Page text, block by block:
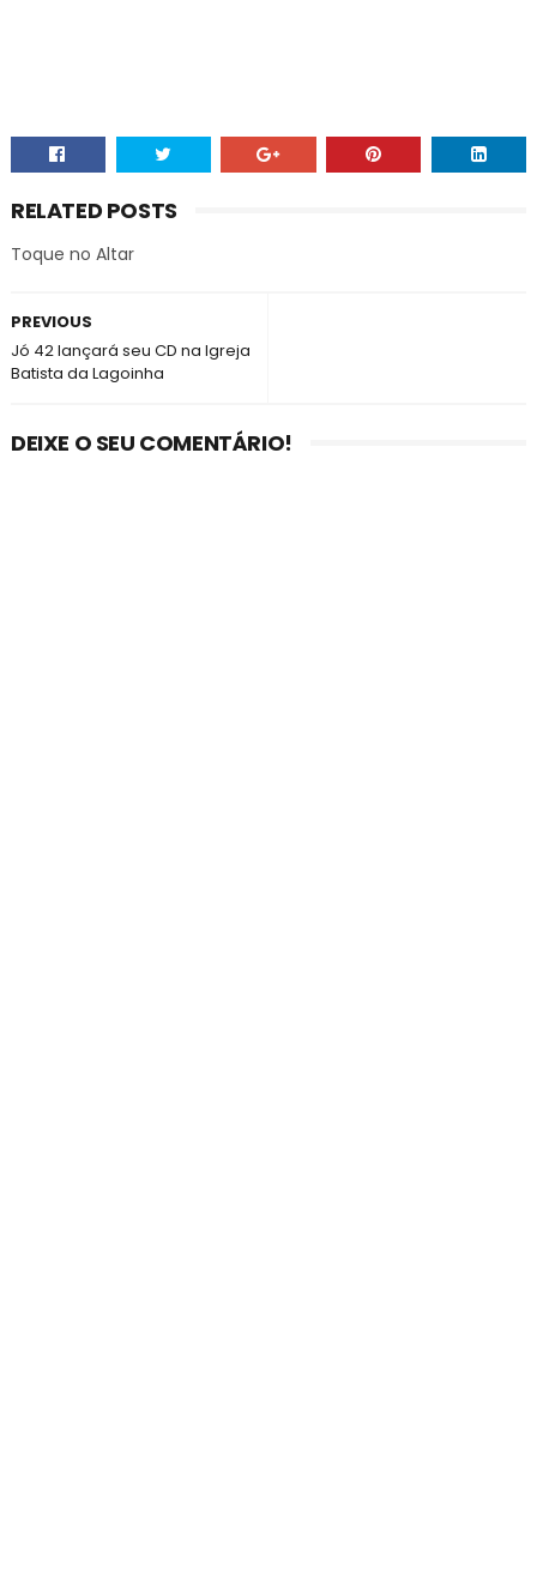
RELATED POSTS
Toque no Altar
PREVIOUS
Jó 42 lançará seu CD na Igreja
Batista da Lagoinha
DEIXE O SEU COMENTÁRIO!